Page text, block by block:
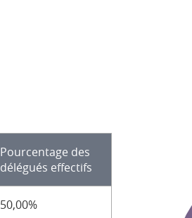
Pourcentage des
délégués effectifs
50,00%